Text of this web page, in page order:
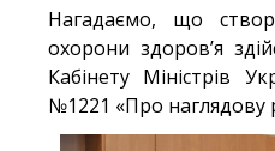
Нагадаємо, що
охорони здоров’я
Кабінету Міністрів
№1221 «Про наглядову